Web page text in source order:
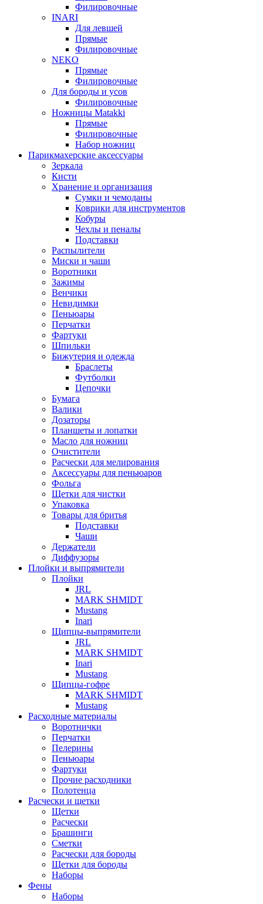
Филировочные
INARI
Для левшей
Прямые
Филировочные
NEKO
Прямые
Филировочные
Для бороды и усов
Филировочные
Ножницы Matakki
Прямые
Филировочные
Набор ножниц
Парикмахерские аксессуары
Зеркала
Кисти
Хранение и организация
Сумки и чемоданы
Коврики для инструментов
Кобуры
Чехлы и пеналы
Подставки
Распылители
Миски и чаши
Воротники
Зажимы
Венчики
Невидимки
Пеньюары
Перчатки
Фартуки
Шпильки
Бижутерия и одежда
Браслеты
Футболки
Цепочки
Бумага
Валики
Дозаторы
Планшеты и лопатки
Масло для ножниц
Очистители
Расчески для мелирования
Аксессуары для пеньюаров
Фольга
Щетки для чистки
Упаковка
Товары для бритья
Подставки
Чаши
Держатели
Диффузоры
Плойки и выпрямители
Плойки
JRL
MARK SHMIDT
Mustang
Inari
Щипцы-выпрямители
JRL
MARK SHMIDT
Inari
Mustang
Щипцы-гофре
MARK SHMIDT
Mustang
Расходные материалы
Воротнички
Перчатки
Пелерины
Пеньюары
Фартуки
Прочие расходники
Полотенца
Расчески и щетки
Щетки
Расчески
Брашинги
Сметки
Расчески для бороды
Щетки для бороды
Наборы
Фены
Наборы